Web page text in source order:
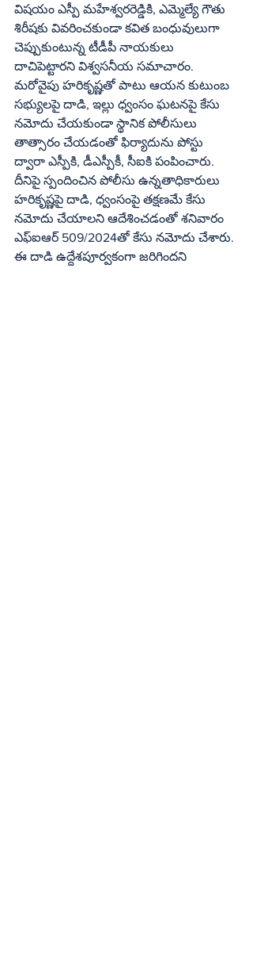
విషయం ఎస్పీ మహేశ్వరరెడ్డికి, ఎమ్మెల్యే గౌతు
శిరీషకు వివరించకుండా కవిత బంధువులుగా
చెప్పుకుంటున్న టీడీపీ నాయకులు
దాచిపెట్టారని విశ్వసనీయ సమాచారం.
మరోవైపు హరికృష్ణతో పాటు ఆయన కుటుంబ
సభ్యులపై దాడి, ఇల్లు ధ్వంసం ఘటనపై కేసు
నమోదు చేయకుండా స్థానిక పోలీసులు
తాత్సారం చేయడంతో ఫిర్యాదును పోస్టు
ద్వారా ఎస్పీకి, డీఎస్పీకీ, సీఐకి పంపించారు.
దీనిపై స్పందించిన పోలీసు ఉన్నతాధికారులు
హరికృష్ణపై దాడి, ధ్వంసంపై తక్షణమే కేసు
నమోదు చేయాలని ఆదేశించడంతో శనివారం
ఎఫ్‌ఐఆర్‌ 509/2024తో కేసు నమోదు చేశారు.
ఈ దాడి ఉద్దేశపూర్వకంగా జరిగిందని